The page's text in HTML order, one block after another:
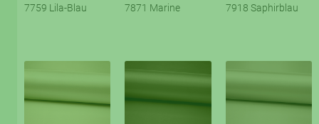
7759 Lila-Blau
7871 Marine
7918 Saphirblau